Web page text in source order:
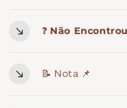
❓ Não
📝 Nota 📌